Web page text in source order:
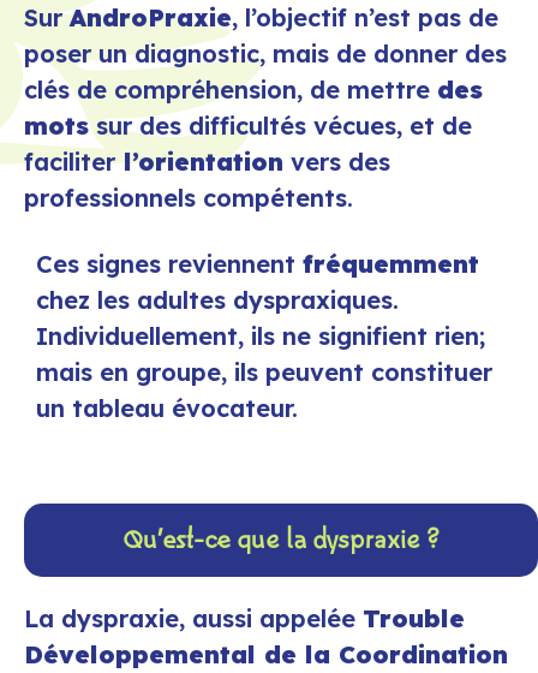
SurAndroPraxie, l’objectif n’est pas de
poser un diagnostic, mais de donner des
clés de compréhension, de mettre des
motssur des difficultés vécues, et de
faciliterl’orientation vers des
professionnels compétents.
Ces signes reviennent fréquemment
chez les adultes dyspraxiques.
Individuellement, ils ne signifient rien;
mais en groupe, ils peuvent constituer
un tableau évocateur.
Qu’est-ce que la dyspraxie ?
La dyspraxie, aussi appelée Trouble
Développemental de la Coordination